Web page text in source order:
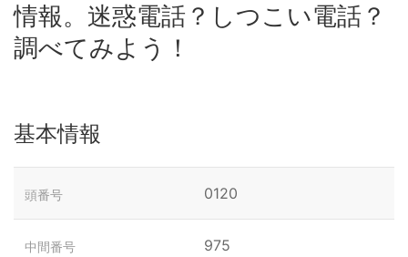
情報。迷惑電話？しつこい電話？
調べてみよう！
基本情報
頭番号 0120
中間番号 975